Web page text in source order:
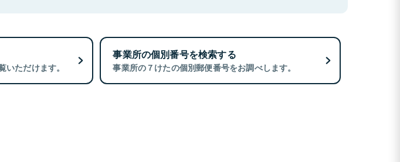
ただけます。
事業所の個別番号を検索する
事業所の７けたの個別郵便番号をお調べします。